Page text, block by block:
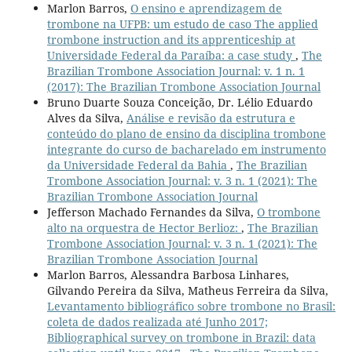
Marlon Barros, O ensino e aprendizagem de
trombone na UFPB: um estudo de caso The applied
trombone instruction and its apprenticeship at
Universidade Federal da Paraíba: a case study , The
Brazilian Trombone Association Journal: v. 1 n. 1
(2017): The Brazilian Trombone Association Journal
Bruno Duarte Souza Conceição, Dr. Lélio Eduardo
Alves da Silva, Análise e revisão da estrutura e
conteúdo do plano de ensino da disciplina trombone
integrante do curso de bacharelado em instrumento
da Universidade Federal da Bahia , The Brazilian
Trombone Association Journal: v. 3 n. 1 (2021): The
Brazilian Trombone Association Journal
Jefferson Machado Fernandes da Silva, O trombone
alto na orquestra de Hector Berlioz: , The Brazilian
Trombone Association Journal: v. 3 n. 1 (2021): The
Brazilian Trombone Association Journal
Marlon Barros, Alessandra Barbosa Linhares,
Gilvando Pereira da Silva, Matheus Ferreira da Silva,
Levantamento bibliográfico sobre trombone no Brasil:
coleta de dados realizada até Junho 2017;
Bibliographical survey on trombone in Brazil: data